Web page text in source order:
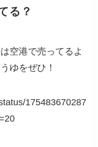
る？
空港で売ってるよ
ゆをぜひ！
175483670287